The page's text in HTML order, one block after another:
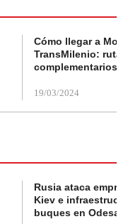
Cómo llegar a
TransMilenio:
complementarios
19/03/2024
Rusia ataca
Kiev e
buques en Odesa